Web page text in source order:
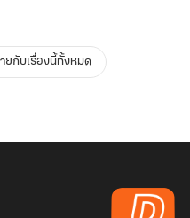
ยกับเรื่องนี้ทั้งหมด